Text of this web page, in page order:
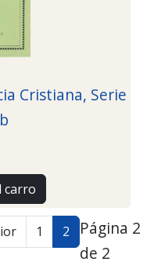
Cristiana, Serie
carro
1 2
Página 2
de 2